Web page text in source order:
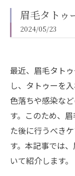
眉毛タトゥ
2024/05/23
最近、眉毛タト
し、タトゥーを
色落ちや感染な
す。このため、
た後に行うべき
す。本記事では
いて紹介します。